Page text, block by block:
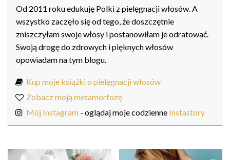
Od 2011 roku edukuję Polki z pielęgnacji włosów. A
wszystko zaczęło się od tego, że doszczętnie
zniszczyłam swoje włosy i postanowiłam je odratować.
Swoją drogę do zdrowych i pięknych włosów
opowiadam na tym blogu.
Kup moje książki o pielęgnacji włosów
Zobacz moją metamorfozę
Mój Instagram - oglądaj moje codzienne Instastory